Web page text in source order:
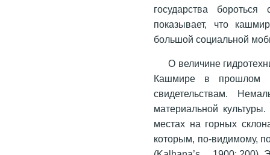
государства
показывает, что
большой социальной
О величине
Кашмире в прошлом
свидетельствам.
материальной
местах на горных
которым, по-видимому,